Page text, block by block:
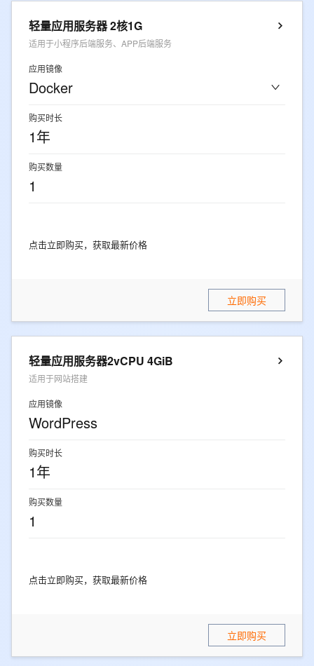
轻量应用服务器 2核1G
适用于小程序后端服务、APP后端服务
应用镜像
Docker
购买时长
1年
购买数量
1
点击立即购买，获取最新价格
立即购买
轻量应用服务器2vCPU 4GiB
适用于网站搭建
应用镜像
WordPress
购买时长
1年
购买数量
1
点击立即购买，获取最新价格
立即购买